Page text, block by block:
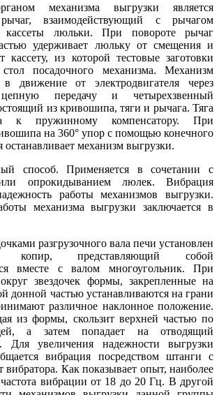
механизма выгрузки является
взаимодействующий с рычагом
кассеты люльки. При повороте рычаг
удерживает люльку от смещения и
кассету, из которой тестовые заготовки
посадочного механизма. Механизм
в движение от электродвигателя через
передачу и четырехзвенный
из кривошипа, тяги и рычага. Тяга
к пружинному компенсатору. При
на 360° упор с помощью конечного
останавливает механизм выгрузки.
способ. Применяется в сочетании с
опрокидыванием люлек. Вибрация
работы механизмов выгрузки.
механизма выгрузки заключается в
разгрузочного вала печи установлен
копир, представляющий собой
вместе с валом многоугольник. При
звездочек формы, зак­репленные на
донной частью устанавливаются на грани
различное наклонное положение.
из формы, скользит верхней частью по
а затем попадает на отводящий
Для увеличения надежности выгрузки
вибрация посредством штанги с
Как показывает опыт, наиболее
вибрации от 18 до 20 Гц. В другой